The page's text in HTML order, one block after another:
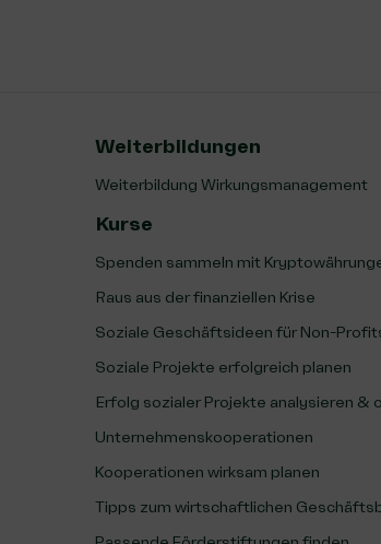
Weiterbildungen
Weiterbildung Wirkungsmanagement
Kurse
Spenden sammeln mit
Raus aus der finanziellen Krise
Soziale Geschäftsideen für Non-
Soziale Projekte erfolgreich planen
Erfolg sozialer Projekte analysieren &
Unternehmenskooperationen
Kooperationen wirksam planen
Tipps zum wirtschaftlichen